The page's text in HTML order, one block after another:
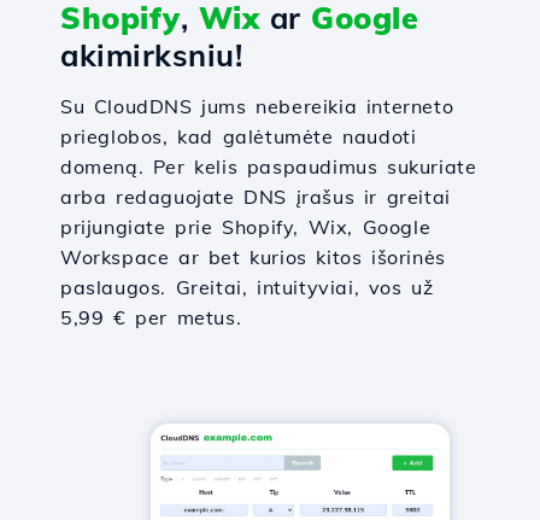
Shopify, Wixar Google
akimirksniu!
Su CloudDNS jums nebereikia interneto
prieglobos, kad galėtumėte naudoti
domeną. Per kelis paspaudimus sukuriate
arba redaguojate DNS įrašus ir greitai
prijungiate prie Shopify, Wix, Google
Workspace ar bet kurios kitos išorinės
paslaugos. Greitai, intuityviai, vos už
5,99 € per metus.